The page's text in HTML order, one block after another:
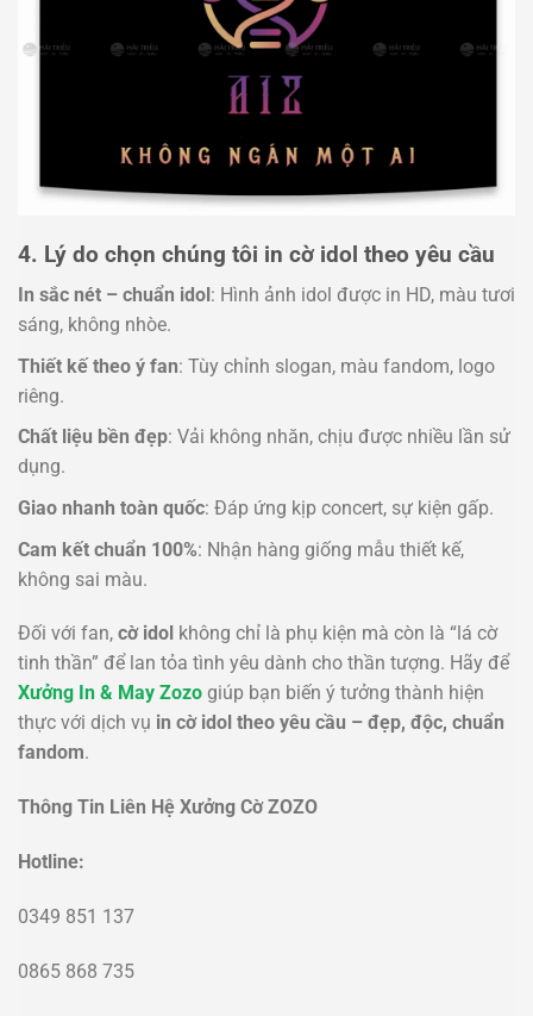
4. Lý do chọn chúng tôi in cờ idol theo yêu cầu
In sắc nét – chuẩn idol : Hình ảnh idol được in HD, màu tươi
sáng, không nhòe.
Thiết kế theo ý fan: Tùy chỉnh slogan, màu fandom, logo
riêng.
Chất liệu bền đẹp: Vải không nhăn, chịu được nhiều lần sử
dụng.
Giao nhanh toàn quốc: Đáp ứng kịp concert, sự kiện gấp.
Cam kết chuẩn 100%: Nhận hàng giống mẫu thiết kế,
không sai màu.
Đối với fan, cờ idol không chỉ là phụ kiện mà còn là “lá cờ
tinh thần” để lan tỏa tình yêu dành cho thần tượng. Hãy để
Xưởng In & May Zozo giúp bạn biến ý tưởng thành hiện
thực với dịch vụ in cờ idol theo yêu cầu – đẹp, độc, chuẩn
fandom.
Thông Tin Liên Hệ Xưởng Cờ ZOZO
Hotline:
0349 851 137
0865 868 735